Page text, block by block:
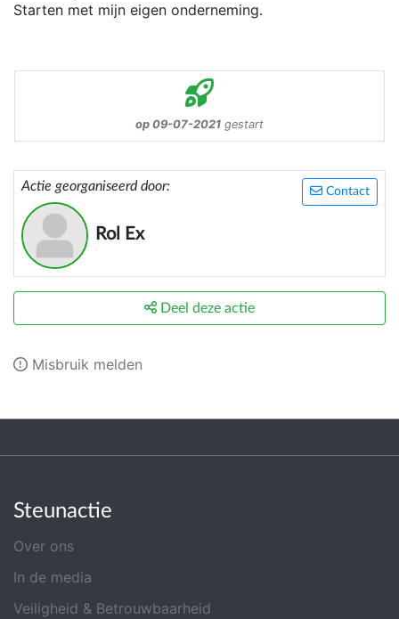
Starten met mijn eigen onderneming.
op 09-07-2021 gestart
Contact
Actie georganiseerd door:
Rol Ex
Deel deze actie
Misbruik melden
Steunactie
Over ons
In de media
Veiligheid & Betrouwbaarheid